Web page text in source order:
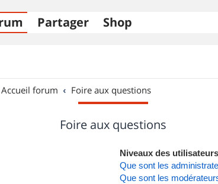
Partager Shop
Accueil forum Foire aux questions
Foire aux questions
Niveaux des
Que sont les
Que sont les